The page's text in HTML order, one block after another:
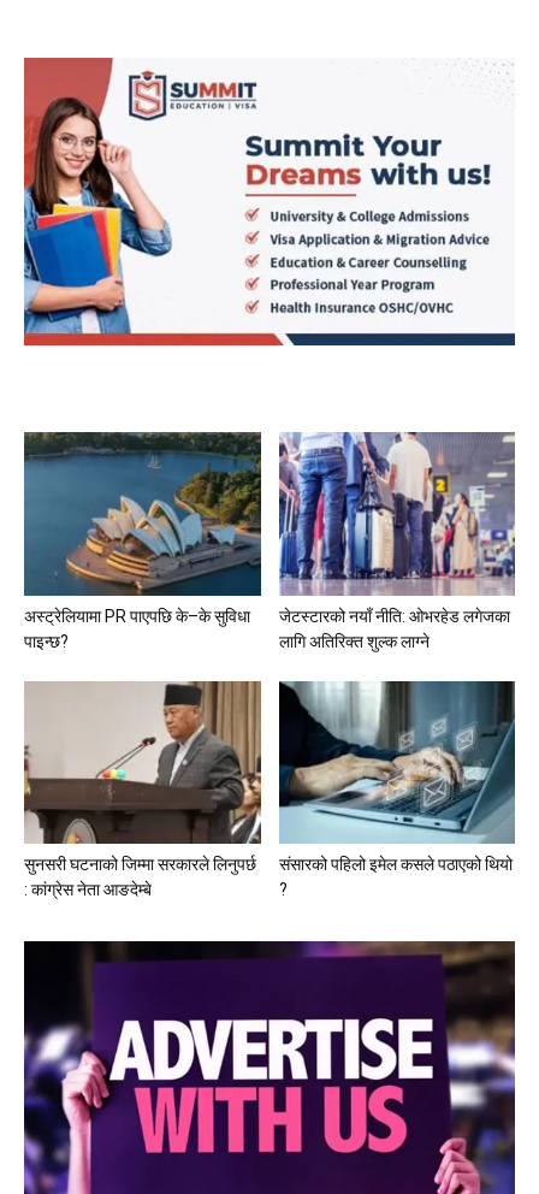
अस्ट्रेलियामा PR पाएपछि के–के सुविधा
पाइन्छ?
जेटस्टारको नयाँ नीति: ओभरहेड लगेजका
लागि अतिरिक्त शुल्क लाग्ने
सुनसरी घटनाको जिम्मा सरकारले लिनुपर्छ
: कांग्रेस नेता आङदेम्बे
संसारको पहिलो इमेल कसले पठाएको थियो
?